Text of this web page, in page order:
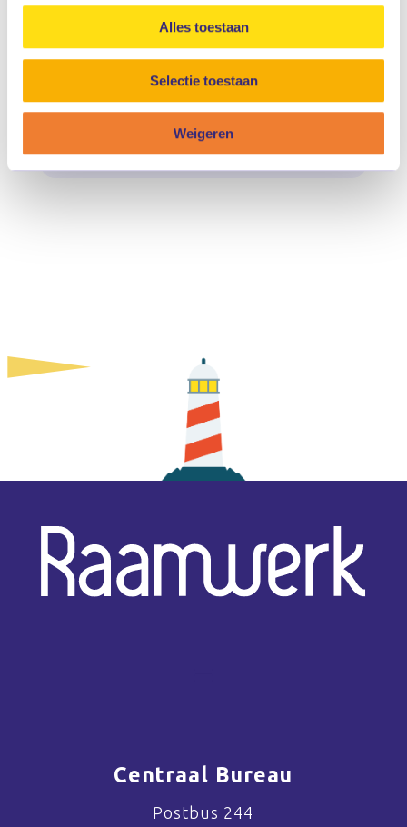
Alles toestaan
Selectie toestaan
Weigeren
Kinderen
Centraal Bureau
Postbus 244